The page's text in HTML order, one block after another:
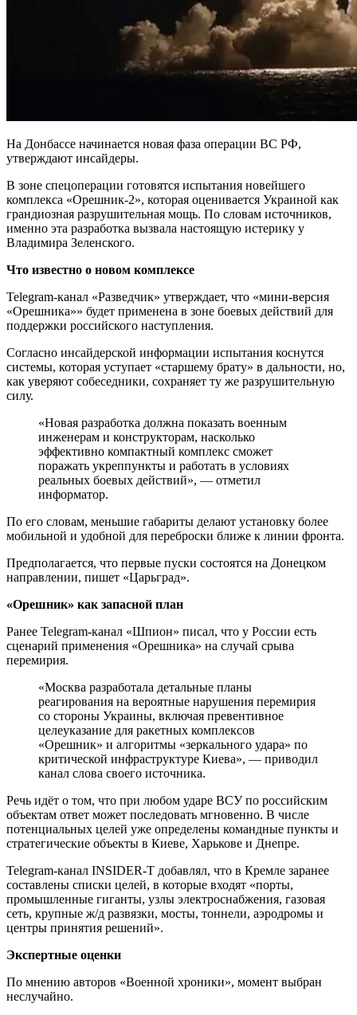
На Донбассе начинается новая фаза операции ВС РФ,
утверждают инсайдеры.
В зоне спецоперации готовятся испытания новейшего
комплекса «Орешник-2», которая оценивается Украиной как
грандиозная разрушительная мощь. По словам источников,
именно эта разработка вызвала настоящую истерику у
Владимира Зеленского.
Что известно о новом комплексе
Telegram-канал «Разведчик» утверждает, что «мини-версия
«Орешника»» будет применена в зоне боевых действий для
поддержки российского наступления.
Согласно инсайдерской информации испытания коснутся
системы, которая уступает «старшему брату» в дальности, но,
как уверяют собеседники, сохраняет ту же разрушительную
силу.
«Новая разработка должна показать военным
инженерам и конструкторам, насколько
эффективно компактный комплекс сможет
поражать укреппункты и работать в условиях
реальных боевых действий», — отметил
информатор.
По его словам, меньшие габариты делают установку более
мобильной и удобной для переброски ближе к линии фронта.
Предполагается, что первые пуски состоятся на Донецком
направлении, пишет «Царьград».
«Орешник» как запасной план
Ранее Telegram-канал «Шпион» писал, что у России есть
сценарий применения «Орешника» на случай срыва
перемирия.
«Москва разработала детальные планы
реагирования на вероятные нарушения перемирия
со стороны Украины, включая превентивное
целеуказание для ракетных комплексов
«Орешник» и алгоритмы «зеркального удара» по
критической инфраструктуре Киева», — приводил
канал слова своего источника.
Речь идёт о том, что при любом ударе ВСУ по российским
объектам ответ может последовать мгновенно. В числе
потенциальных целей уже определены командные пункты и
стратегические объекты в Киеве, Харькове и Днепре.
Telegram-канал INSIDER-T добавлял, что в Кремле заранее
составлены списки целей, в которые входят «порты,
промышленные гиганты, узлы электроснабжения, газовая
сеть, крупные ж/д развязки, мосты, тоннели, аэродромы и
центры принятия решений».
Экспертные оценки
По мнению авторов «Военной хроники», момент выбран
неслучайно.